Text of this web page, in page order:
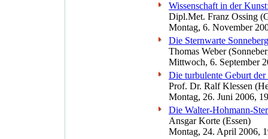
Wissenschaft in der
Dipl.Met. Franz Ossing
Montag, 6. November
Die Sternwarte
Thomas Weber
Mittwoch, 6. September
Die turbulente Geburt der
Prof. Dr. Ralf Klessen
Montag, 26. Juni 2006,
Die Walter-Hohmann-
Ansgar Korte (Essen)
Montag, 24. April 2006,